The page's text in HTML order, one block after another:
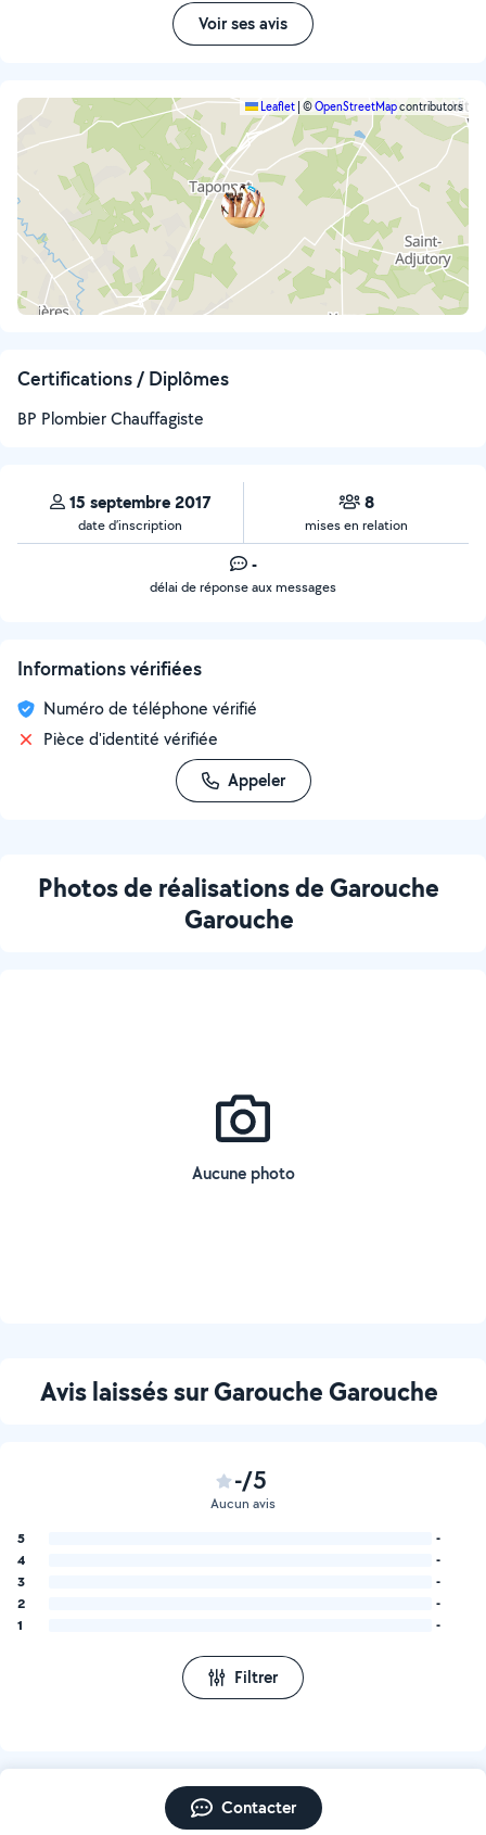
Voir ses avis
Leaflet ©OpenStreetMapcontributors
Certifications / Diplômes
BP Plombier Chauffagiste
15 septembre 2017
date d’inscription
8
mises en relation
-
délai de réponse aux messages
Informations vérifiées
Numéro de téléphone vérifié
Pièce d'identité vérifiée
Appeler
Photos de réalisations de Garouche
Garouche
Aucune photo
Avis laissés sur Garouche Garouche
-/5
Aucun avis
5
-
4
-
3
-
2
-
1
-
Filtrer
Contacter